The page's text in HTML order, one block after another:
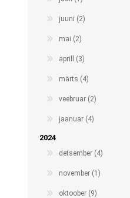
juuni (2)
mai (2)
aprill (3)
märts (4)
veebruar (2)
jaanuar (4)
2024
detsember (4)
november (1)
oktoober (9)